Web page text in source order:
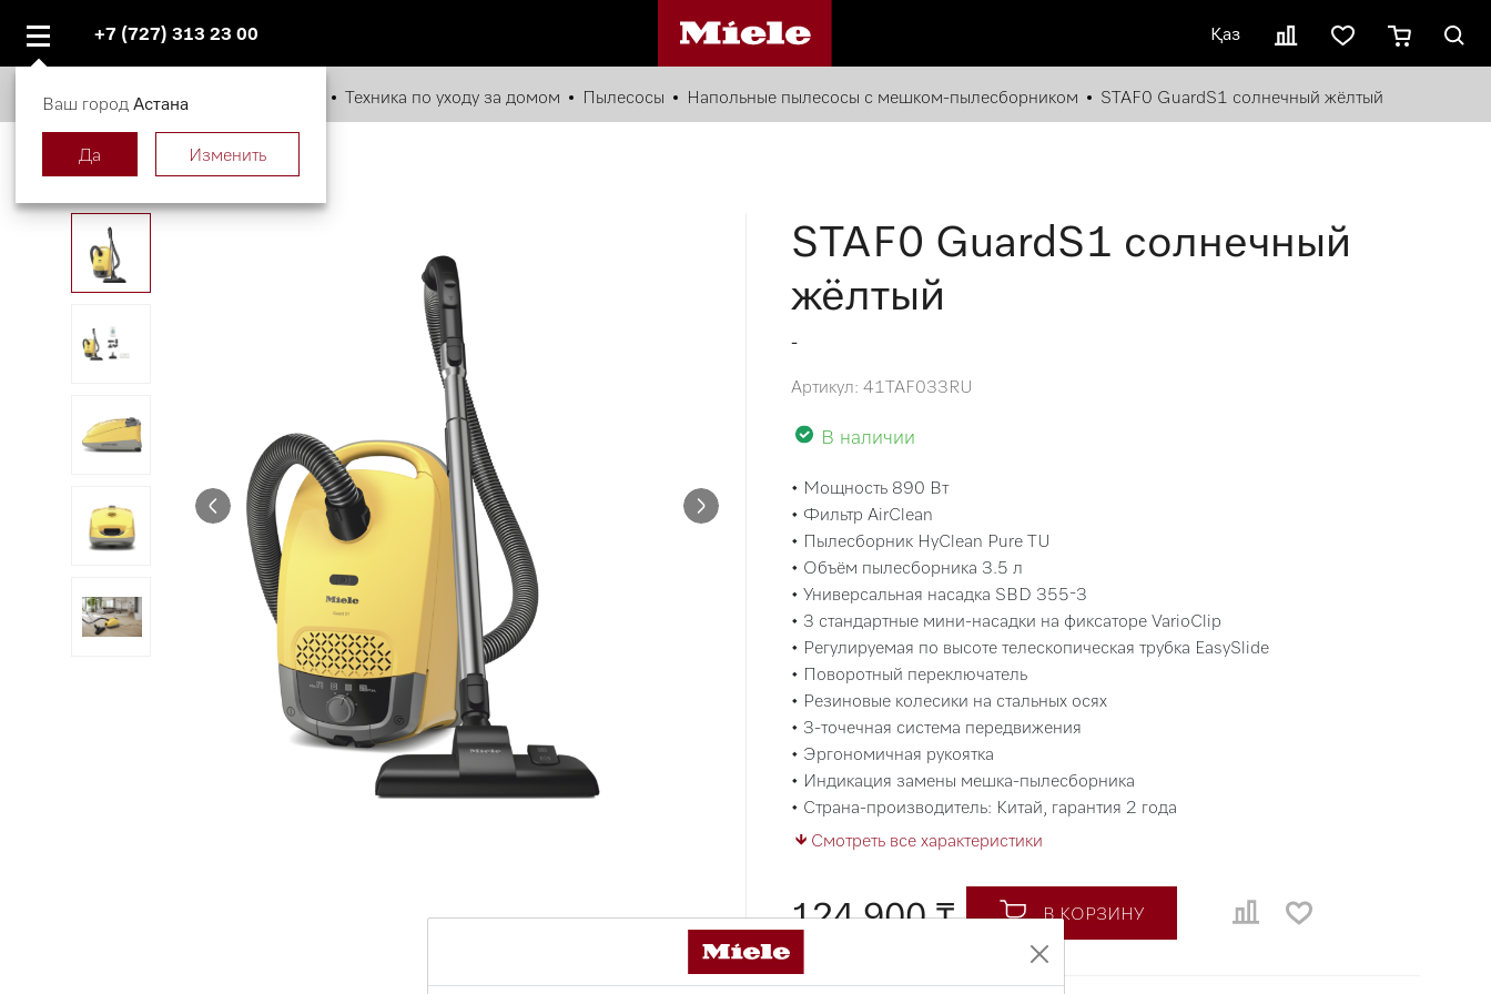
+7 (727) 313 23 00 Қаз
Главная страница Техника по уходу за домом Пылесосы Напольные пылесосы с мешком-пылесборником STAF0 GuardS1 солнечный жёлтый
STAF0 GuardS1 солнечный
жёлтый
-
Артикул: 41TAF033RU
В наличии
• Мощность 890 Вт
• Фильтр AirClean
• Пылесборник HyClean Pure TU
• Объём пылесборника 3.5 л
• Универсальная насадка SBD 355-3
• 3 стандартные мини-насадки на фиксаторе VarioClip
• Регулируемая по высоте телескопическая трубка EasySlide
• Поворотный переключатель
• Резиновые колесики на стальных осях
• 3-точечная система передвижения
• Эргономичная рукоятка
• Индикация замены мешка-пылесборника
• Страна-производитель: Китай, гарантия 2 года
Смотреть все характеристики
124 900 ₸ В КОРЗИНУ
Ваш город Астана
Да Изменить